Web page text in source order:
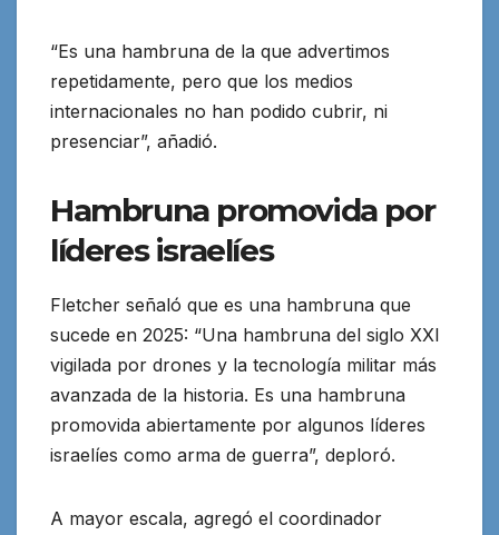
“Es una hambruna de la que advertimos
repetidamente, pero que los medios
internacionales no han podido cubrir, ni
presenciar”, añadió.
Hambruna promovida por
líderes israelíes
Fletcher señaló que es una hambruna que
sucede en 2025: “Una hambruna del siglo XXI
vigilada por drones y la tecnología militar más
avanzada de la historia. Es una hambruna
promovida abiertamente por algunos líderes
israelíes como arma de guerra”, deploró.
A mayor escala, agregó el coordinador